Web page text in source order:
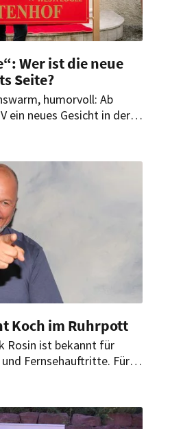
Wer ist die neue
Seite?
humorvoll: Ab
ein neues Gesicht in der
Koch im Ruhrpott
Rosin ist bekannt für
Fernsehauftritte. Für